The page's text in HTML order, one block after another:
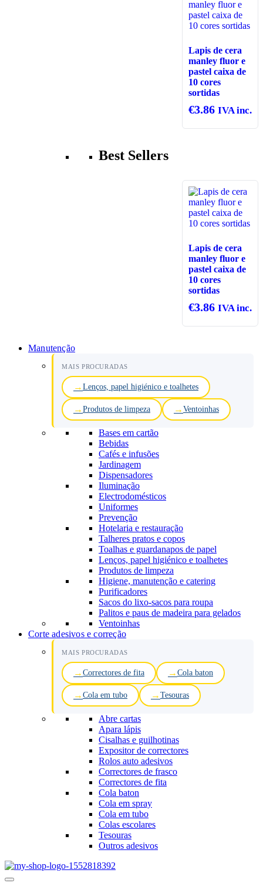
Lapis de cera
manley fluor e
pastel caixa de
10 cores
sortidas
€3.86 IVA inc.
Best Sellers
Lapis de cera
manley fluor e
pastel caixa de
10 cores
sortidas
€3.86 IVA inc.
Manutenção
MAIS PROCURADAS
Lenços, papel higiénico e toalhetes
Produtos de limpeza Ventoinhas
Bases em cartão
Bebidas
Cafés e infusões
Jardinagem
Dispensadores
Iluminação
Electrodomésticos
Uniformes
Prevenção
Hotelaria e restauração
Talheres pratos e copos
Toalhas e guardanapos de papel
Lenços, papel higiénico e toalhetes
Produtos de limpeza
Higiene, manutenção e catering
Purificadores
Sacos do lixo-sacos para roupa
Palitos e paus de madeira para gelados
Ventoinhas
Corte adesivos e correção
MAIS PROCURADAS
Correctores de fita Cola baton
Cola em tubo Tesouras
Abre cartas
Apara lápis
Cisalhas e guilhotinas
Expositor de correctores
Rolos auto adesivos
Correctores de frasco
Correctores de fita
Cola baton
Cola em spray
Cola em tubo
Colas escolares
Tesouras
Outros adesivos